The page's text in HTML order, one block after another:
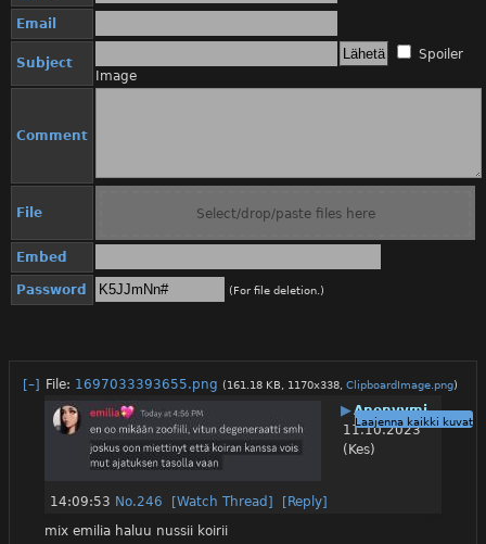
Email
Subject
Spoiler
Image
Comment
File Select/drop/paste files here
Embed
Password (For file deletion.)
Laajenna kaikki kuvat
[–] File: 1697033393655.png (161.18 KB, 1170x338, ClipboardImage.png)
▶Anonyymi
11.10.2023
(Kes)
14:09:53 No.246 [Watch Thread]
[Reply]
mix emilia haluu nussii koirii